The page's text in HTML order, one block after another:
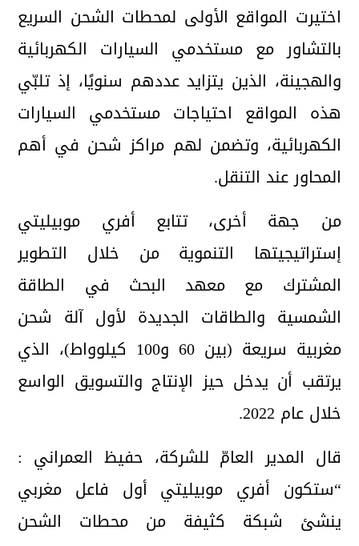
اختيرت المواقع الأولى لمحطات الشحن السريع
بالتشاور مع مستخدمي السيارات الكهربائية
والهجينة، الذين يتزايد عددهم سنويًا، إذ تلبّي
هذه المواقع احتياجات مستخدمي السيارات
الكهربائية، وتضمن لهم مراكز شحن في أهم
المحاور عند التنقل.
من جهة أخرى، تتابع أفري موبيليتي
إستراتيجيتها التنموية من خلال التطوير
المشترك مع معهد البحث في الطاقة
الشمسية والطاقات الجديدة لأول آلة شحن
مغربية سريعة (بين 60 و100 كيلوواط)، الذي
يرتقب أن يدخل حيز الإنتاج والتسويق الواسع
خلال عام 2022.
قال المدير العامّ للشركة، حفيظ العمراني :
“ستكون أفري موبيليتي أول فاعل مغربي
ينشئ شبكة كثيفة من محطات الشحن